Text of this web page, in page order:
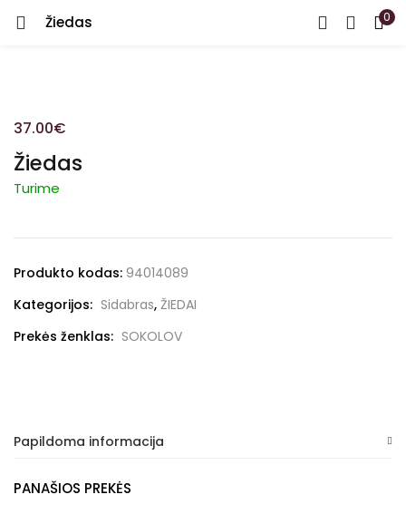
Žiedas 0
REGISTRUOTIS
Pamiršote slaptažodį?
Žiedas
37.00€
Turime
Produkto kodas: 94014089
Kategorijos: Sidabras, ŽIEDAI
Prekės ženklas: SOKOLOV
Papildoma informacija
PANAŠIOS PREKĖS